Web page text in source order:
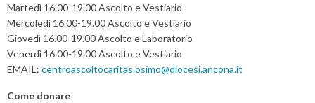
Martedì 16.00-19.00 Ascolto e Vestiario
Mercoledì 16.00-19.00 Ascolto e Vestiario
Giovedì 16.00-19.00 Ascolto e Laboratorio
Venerdì 16.00-19.00 Ascolto e Vestiario
EMAIL: centroascoltocaritas.osimo@diocesi.ancona.it
Come donare